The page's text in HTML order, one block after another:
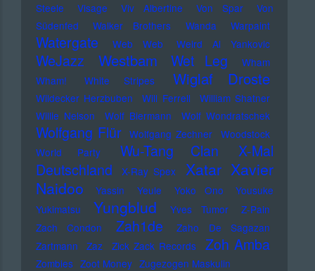
Steele
Visage Viv Albertine Von Spar
Von
Südenfed
Walker Brothers Wanda Warpaint
Watergate Web Web Weird Al Yankovic
WeJazz Westbam Wet Leg
Wham
Wham!
White Stripes Wiglaf Droste
Wildecker Herzbuben Will Ferrell
William Shatner
Willie Nelson
Wolf Biermann Wolf Wondratschek
Wolfgang Flür Wolfgang Zechner
Woodstock
World Party
Wu-Tang Clan
X-Mal
Deutschland
X-Ray Spex Xatar Xavier
Naidoo
Yassin Yeule Yoko Ono
Yousuke
Yukimatsu
Yungblud Yves Tumor
Z-Pain
Zach Condon
Zah1de
Zaho De Sagazan
Zartmann
Zaz Zick Zack Records Zoh Amba
Zombies Zoot Money Zugezogen Maskulin